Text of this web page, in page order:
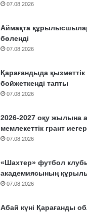
07.08.2026
Аймақта
бөленді
07.08.2026
Қарағандыда қызметтік
бойжеткенді тапты
07.08.2026
2026-2027 оқу жылына
мемлекеттік грант
07.08.2026
«Шахтер» футбол
академиясының
07.08.2026
Абай күні Қарағанды